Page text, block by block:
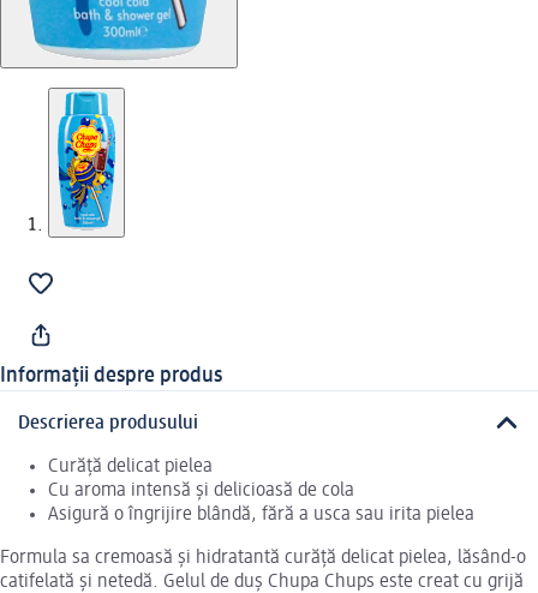
Informații despre produs
Descrierea produsului
Curăță delicat pielea
Cu aroma intensă și delicioasă de cola
Asigură o îngrijire blândă, fără a usca sau irita pielea
Formula sa cremoasă și hidratantă curăță delicat pielea, lăsând-o
catifelată și netedă. Gelul de duș Chupa Chups este creat cu grijă